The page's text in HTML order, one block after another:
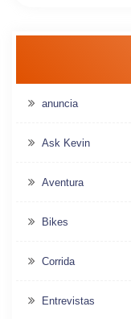
anuncia
Ask Kevin
Aventura
Bikes
Corrida
Entrevistas